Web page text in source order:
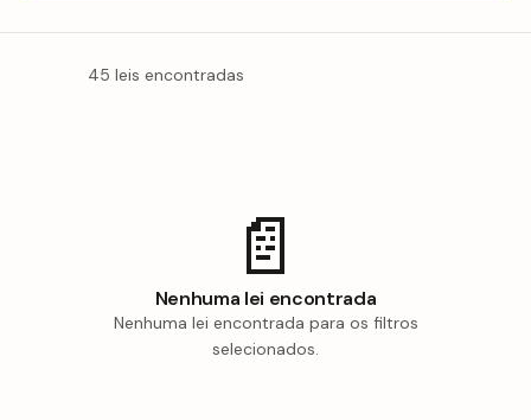
45 leis encontradas
📄
Nenhuma lei encontrada
Nenhuma lei encontrada para os filtros
selecionados.